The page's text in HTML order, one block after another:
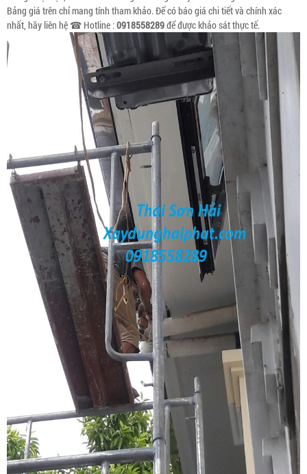
Bảng giá trên chỉ mang tính tham khảo. Để có báo giá chi tiết và chính xác
nhất, hãy liên hệ ☎ Hotline :0918558289để được khảo sát thực tế.